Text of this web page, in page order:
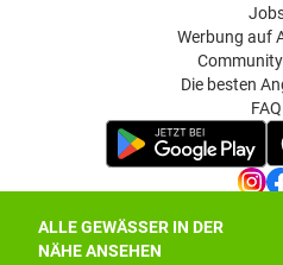
ALLE GEWÄSSER IN DER
NÄHE ANSEHEN
Werbung auf
Die besten
FAQ
Datenschutz-